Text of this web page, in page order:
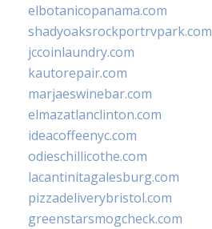
elbotanicopanama.com
shadyoaksrockportrvpark.com
jccoinlaundry.com
kautorepair.com
marjaeswinebar.com
elmazatlanclinton.com
ideacoffeenyc.com
odieschillicothe.com
lacantinitagalesburg.com
pizzadeliverybristol.com
greenstarsmogcheck.com